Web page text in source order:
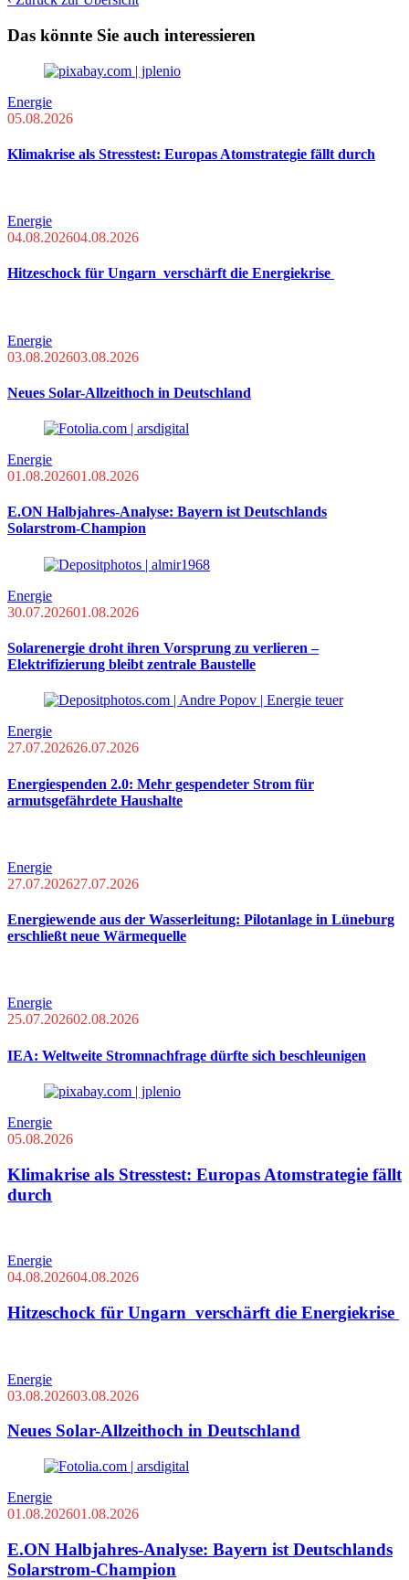
Das könnte Sie auch interessieren
Energie
05.08.2026
Klimakrise als Stresstest: Europas Atomstrategie fällt durch
Energie
04.08.202604.08.2026
Hitzeschock für Ungarn verschärft die Energiekrise
Energie
03.08.202603.08.2026
Neues Solar-Allzeithoch in Deutschland
Energie
01.08.202601.08.2026
E.ON Halbjahres-Analyse: Bayern ist Deutschlands
Solarstrom-Champion
Energie
30.07.202601.08.2026
Solarenergie droht ihren Vorsprung zu verlieren –
Elektrifizierung bleibt zentrale Baustelle
Energie
27.07.202626.07.2026
Energiespenden 2.0: Mehr gespendeter Strom für
armutsgefährdete Haushalte
Energie
27.07.202627.07.2026
Energiewende aus der Wasserleitung: Pilotanlage in Lüneburg
erschließt neue Wärmequelle
Energie
25.07.202602.08.2026
IEA: Weltweite Stromnachfrage dürfte sich beschleunigen
Energie
05.08.2026
Klimakrise als Stresstest: Europas Atomstrategie fällt
durch
Energie
04.08.202604.08.2026
Hitzeschock für Ungarn verschärft die Energiekrise
Energie
03.08.202603.08.2026
Neues Solar-Allzeithoch in Deutschland
Energie
01.08.202601.08.2026
E.ON Halbjahres-Analyse: Bayern ist Deutschlands
Solarstrom-Champion